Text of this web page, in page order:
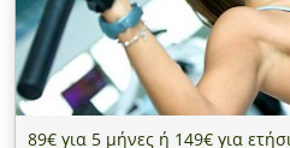
89€ για 5 μήνες ή 149€ για